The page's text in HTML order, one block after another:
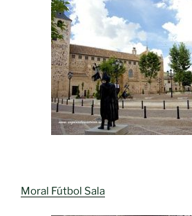
Moral Fútbol Sala